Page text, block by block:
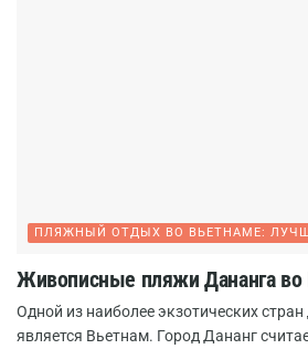
ПЛЯЖНЫЙ ОТДЫХ ВО ВЬЕТНАМЕ:
Живописные пляжи Дананга во
Одной из наиболее экзотических
является Вьетнам. Город Дананг